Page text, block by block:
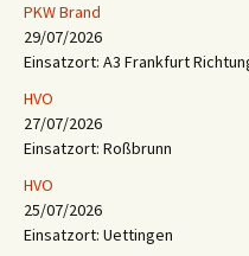
PKW Brand
29/07/2026
Einsatzort: A3 Frankfurt
HVO
27/07/2026
Einsatzort: Roßbrunn
HVO
25/07/2026
Einsatzort: Uettingen